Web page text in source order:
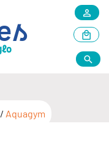
/ Aquagym